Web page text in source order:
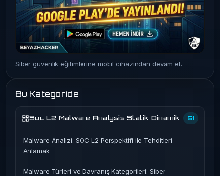
Siber güvenlik eğitimlerine mobil cihazından devam et.
Bu Kategoride
Soc L2 Malware Analysis Statik Dinamik 51
Malware Analizi: SOC L2 Perspektifi ile Tehditleri
Anlamak
Malware Türleri ve Davranış Kategorileri: Siber